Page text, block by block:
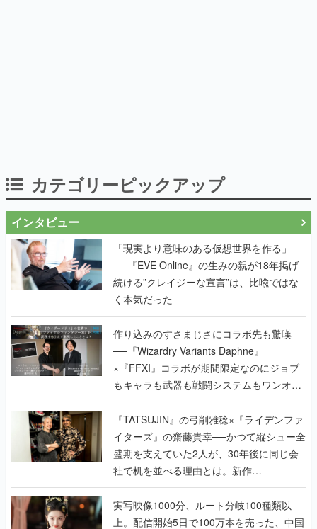
「現実より意味のある仮想世界を作る」
──『EVE Online』の生みの親が18年掲げ
く本気だった
作り込みのすさまじさにコラボ先も驚嘆
──『Wizardry Variants Daphne』
×『FFXI』コラボが期間限定なのにジョブ
もキャラも武器も戦闘システムもワンオフ
で作り込まれた理由を両ディレクターに聞
く
『TATSUJIN』の弓削雅稔×『ライデンファ
イターズ』の齋藤貴幸──かつて縦シュー全
盛期を支えていた2人が、30年後に同じ会
社で机を並べる理由とは。新作
『TATSUJIN EXTREME』で初タッグを組
んだレジェンド2人に訊く開発秘話
実写映像1000分、ルート分岐100種類以
上。配信開始5日で100万本を売った、中国
発の実写インタラクティブドラマゲーム
『盛世天下：女帝への道II』の、規模が違
うこだわりをプロデューサーに聞いた